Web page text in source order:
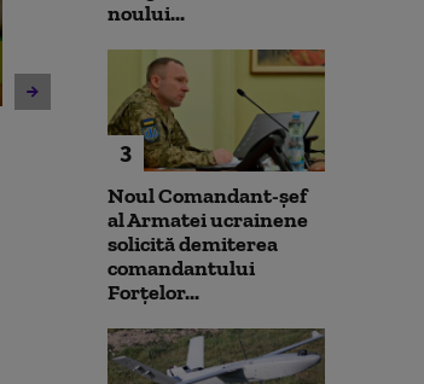
Unitatea 2 de la Cernavodă
ar putea fi oprită dacă
Dunărea continuă să scadă.
Ce spune directorul
Patru mari
deja să aplice
limitarea
curent
Capitala
noului...
3
Noul Comandant-șef
al Armatei ucrainene
solicită demiterea
comandantului
Forțelor...